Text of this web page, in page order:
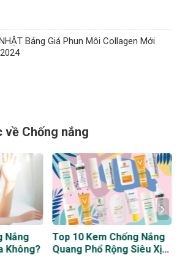
Bảng Giá Phun Môi Collagen Mới
về Chống nắng
Nắng
Không?
Top 10 Kem Chống Nắng
Quang Phổ Rộng Siêu Xịn